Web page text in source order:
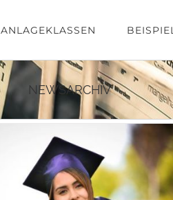
ANLAGEKLASSEN BEISPIEL
NEWSARCHIV